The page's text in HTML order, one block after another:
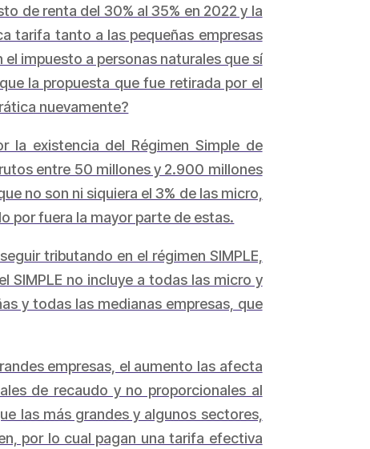
de renta del 30% al 35% en 2022 y la
tarifa tanto a las pequeñas empresas
impuesto a personas naturales que sí
la propuesta que fue retirada por el
nuevamente?
la existencia del Régimen Simple de
entre 50 millones y 2.900 millones
no son ni siquiera el 3% de las micro,
por fuera la mayor parte de estas.
tributando en el régimen SIMPLE,
SIMPLE no incluye a todas las micro y
y todas las medianas empresas, que
empresas, el aumento las afecta
de recaudo y no proporcionales al
las más grandes y algunos sectores,
por lo cual pagan una tarifa efectiva